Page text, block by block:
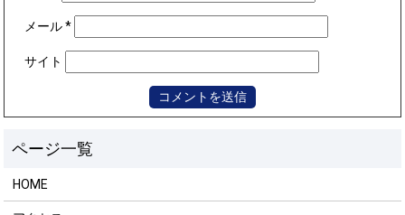
メール*
サイト
HOME